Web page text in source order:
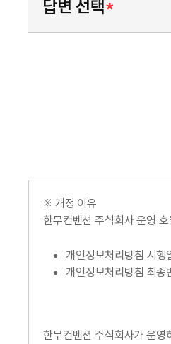
답변 선택*
※ 개정 이유
한무컨벤션 주식회사 운영
개인정보처리방침 시
개인정보처리방침 최
한무컨벤션 주식회사가 운